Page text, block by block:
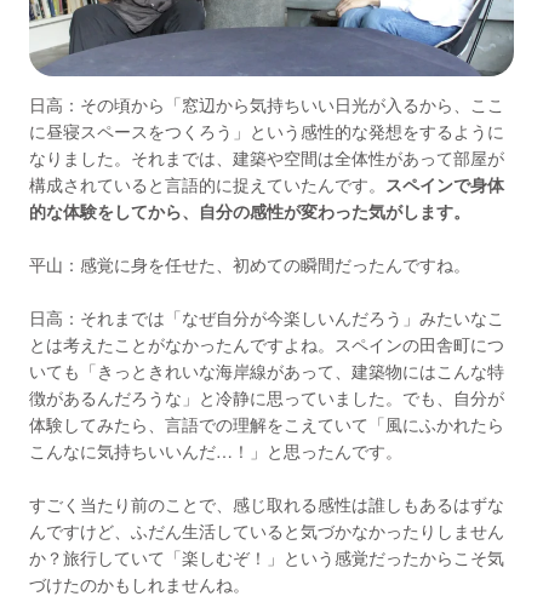
日高：その頃から「窓辺から気持ちいい日光が入るから、ここ
に昼寝スペースをつくろう」という感性的な発想をするように
なりました。それまでは、建築や空間は全体性があって部屋が
構成されていると言語的に捉えていたんです。 スペインで身体
的な体験をしてから、自分の感性が変わった気がします。
平山：感覚に身を任せた、初めての瞬間だったんですね。
日高：それまでは「なぜ自分が今楽しいんだろう」みたいなこ
とは考えたことがなかったんですよね。スペインの田舎町につ
いても「きっときれいな海岸線があって、建築物にはこんな特
徴があるんだろうな」と冷静に思っていました。でも、自分が
体験してみたら、言語での理解をこえていて「風にふかれたら
こんなに気持ちいいんだ…！」と思ったんです。
すごく当たり前のことで、感じ取れる感性は誰しもあるはずな
んですけど、ふだん生活していると気づかなかったりしません
か？旅行していて「楽しむぞ！」という感覚だったからこそ気
づけたのかもしれませんね。